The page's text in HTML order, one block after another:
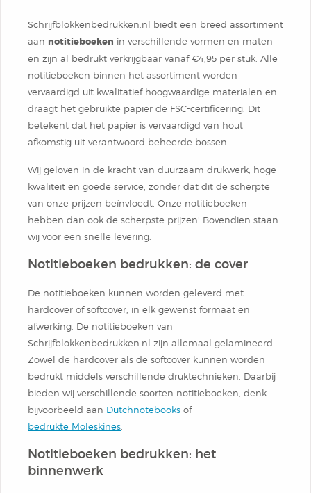
Schrijfblokkenbedrukken.nl biedt een breed assortiment
aan notitieboeken in verschillende vormen en maten
en zijn al bedrukt verkrijgbaar vanaf €4,95 per stuk. Alle
notitieboeken binnen het assortiment worden
vervaardigd uit kwalitatief hoogwaardige materialen en
draagt het gebruikte papier de FSC-certificering. Dit
betekent dat het papier is vervaardigd van hout
afkomstig uit verantwoord beheerde bossen.
Wij geloven in de kracht van duurzaam drukwerk, hoge
kwaliteit en goede service, zonder dat dit de scherpte
van onze prijzen beïnvloedt. Onze notitieboeken
hebben dan ook de scherpste prijzen! Bovendien staan
wij voor een snelle levering.
Notitieboeken bedrukken: de cover
De notitieboeken kunnen worden geleverd met
hardcover of softcover, in elk gewenst formaat en
afwerking. De notitieboeken van
Schrijfblokkenbedrukken.nl zijn allemaal gelamineerd.
Zowel de hardcover als de softcover kunnen worden
bedrukt middels verschillende druktechnieken. Daarbij
bieden wij verschillende soorten notitieboeken, denk
bijvoorbeeld aan Dutchnotebooks of
bedrukte Moleskines
Notitieboeken bedrukken: het
binnenwerk